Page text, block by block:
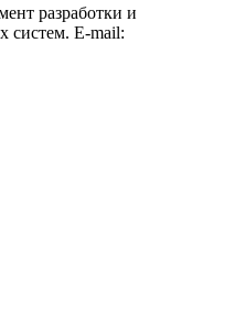
разработки и
систем. E-mail: